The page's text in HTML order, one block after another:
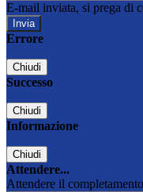
E-mail inviata, si prega di
Errore
Chiudi
Successo
Chiudi
Informazione
Chiudi
Attendere...
Attendere il